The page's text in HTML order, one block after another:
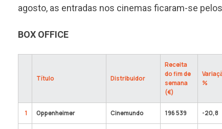
agosto, as entradas nos cinemas ficaram-se
BOX OFFICE
Título Distribuidor
Receita
do fim de
semana
(€)
%
1 Oppenheimer Cinemundo 196 539 -20,8